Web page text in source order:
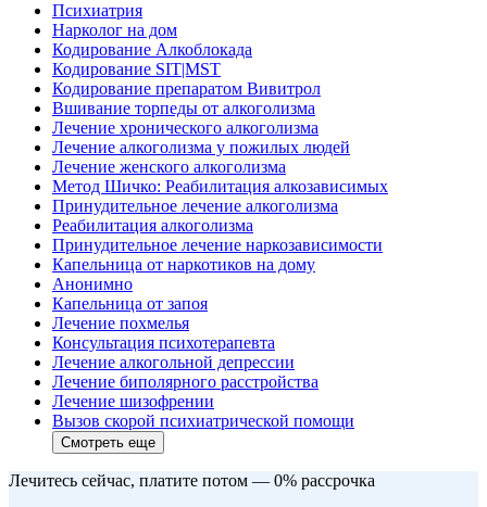
Психиатрия
Нарколог на дом
Кодирование Алкоблокада
Кодирование SIT|MST
Кодирование препаратом Вивитрол
Вшивание торпеды от алкоголизма
Лечение хронического алкоголизма
Лечение алкоголизма у пожилых людей
Лечение женского алкоголизма
Метод Шичко: Реабилитация алкозависимых
Принудительное лечение алкоголизма
Реабилитация алкоголизма
Принудительное лечение наркозависимости
Капельница от наркотиков на дому
Анонимно
Капельница от запоя
Лечение похмелья
Консультация психотерапевта
Лечение алкогольной депрессии
Лечение биполярного расстройства
Лечение шизофрении
Вызов скорой психиатрической помощи
Смотреть еще
Лечитесь сейчас, платите потом — 0% рассрочка